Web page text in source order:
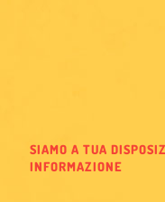
SIAMO A TUA
INFORMAZIONE